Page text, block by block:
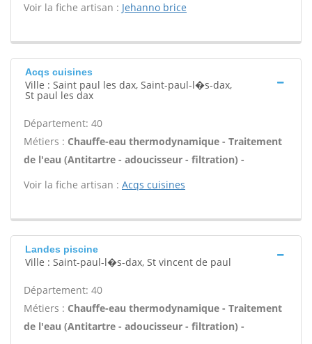
Voir la fiche artisan : Jehanno brice
Acqs cuisines
Ville : Saint paul les dax, Saint-paul-l�s-dax,
St paul les dax
Département: 40
Métiers : Chauffe-eau thermodynamique - Traitement
de l'eau (Antitartre - adoucisseur - filtration) -
Voir la fiche artisan : Acqs cuisines
Landes piscine
Ville : Saint-paul-l�s-dax, St vincent de paul
Département: 40
Métiers : Chauffe-eau thermodynamique - Traitement
de l'eau (Antitartre - adoucisseur - filtration) -